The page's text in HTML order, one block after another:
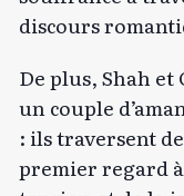
discours
De plus, Shah et
un couple
: ils traversent
premier regard